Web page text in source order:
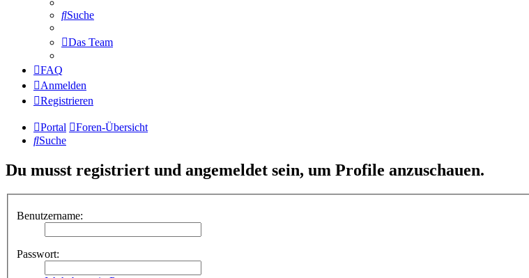
Suche
Das Team
FAQ
Anmelden
Registrieren
Portal
Foren-Übersicht
Suche
Du musst registriert und angemeldet sein, um Profile anzuschauen.
Benutzername:
Passwort: